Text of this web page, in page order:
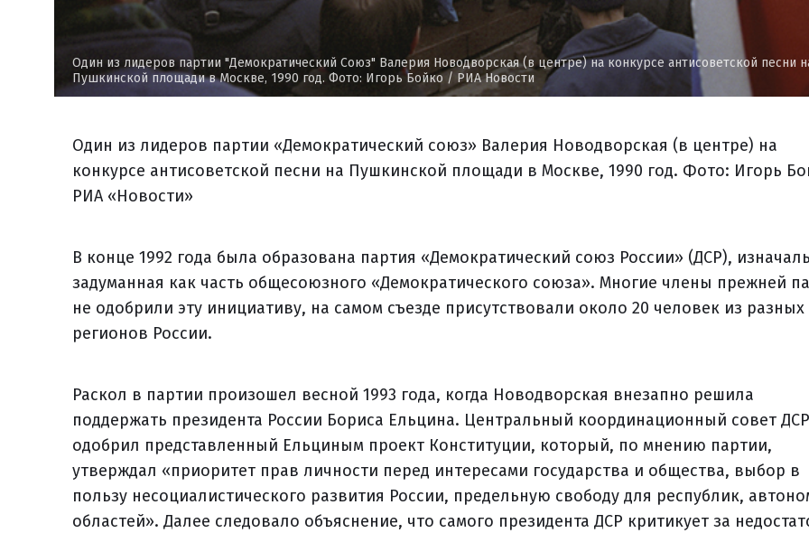
Один из лидеров партии "Демократический Союз" Валерия Новодворская (в центре) на конкурсе антисоветской песни
Пушкинской площади в Москве, 1990 год. Фото: Игорь Бойко / РИА Новости
Один из лидеров партии «Демократический союз» Валерия Новодворская (в центре) на
конкурсе антисоветской песни на Пушкинской площади в Москве, 1990 год. Фото: Игорь
РИА «Новости»
В конце 1992 года была образована партия «Демократический союз России» (ДСР),
задуманная как часть общесоюзного «Демократического союза». Многие члены прежней
не одобрили эту инициативу, на самом съезде присутствовали около 20 человек из разных
регионов России.
Раскол в партии произошел весной 1993 года, когда Новодворская внезапно решила
поддержать президента России Бориса Ельцина. Центральный координационный совет ДСР
одобрил представленный Ельциным проект Конституции, который, по мнению партии,
утверждал «приоритет прав личности перед интересами государства и общества, выбор в
пользу несоциалистического развития России, предельную свободу для республик,
областей». Далее следовало объяснение, что самого президента ДСР критикует за